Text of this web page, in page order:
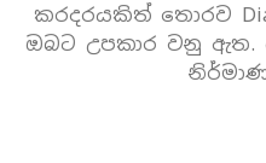
කරදරයකිත් තොරව
ඔබට උපකාර වනු ඇත.